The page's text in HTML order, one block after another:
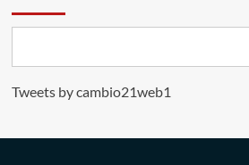
Tweets by cambio21web1